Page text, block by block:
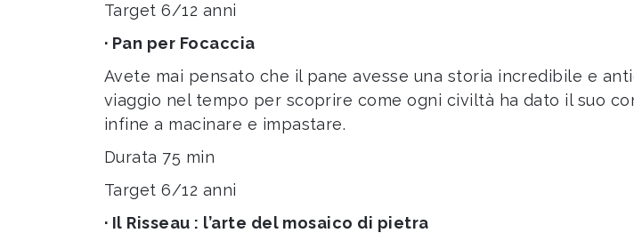
Target 6/12 anni
· Pan per Focaccia
Avete mai pensato che il pane avesse una storia incredibile e
viaggio nel tempo per scoprire come ogni civiltà ha dato il suo
infine a macinare e impastare.
Durata 75 min
Target 6/12 anni
· Il Risseau : l’arte del mosaico di pietra